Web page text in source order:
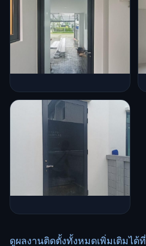
ดูผลงานติดตั้งทั้งหมดเพิ่มเติมได้ที่